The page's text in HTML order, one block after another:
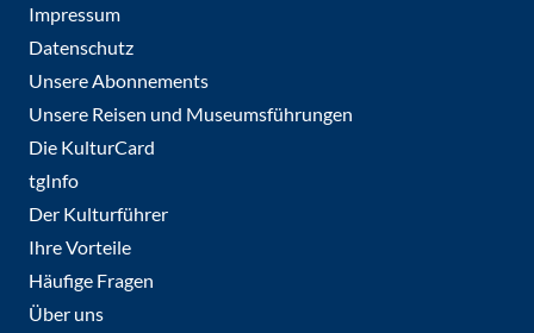
Impressum
Datenschutz
Unsere Abonnements
Unsere Reisen und Museumsführungen
Die KulturCard
tgInfo
Der Kulturführer
Ihre Vorteile
Häufige Fragen
Über uns